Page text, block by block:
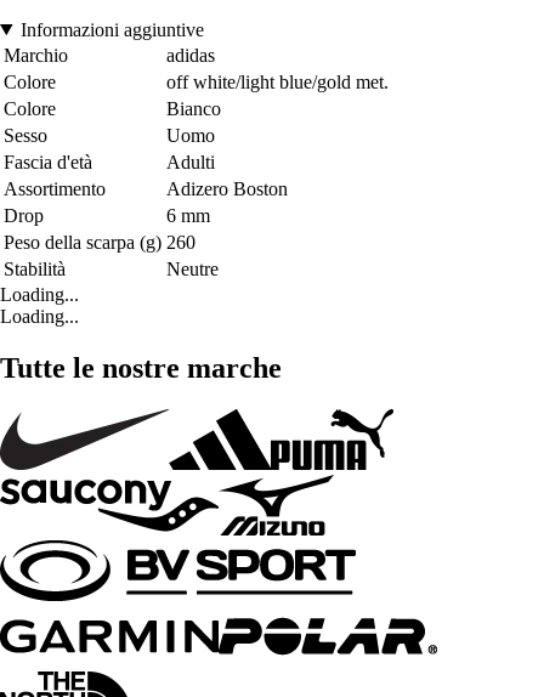
Informazioni aggiuntive
Marchio
adidas
Colore
off white/light blue/gold met.
Colore
Bianco
Sesso
Uomo
Fascia d'età
Adulti
Assortimento
Adizero Boston
Drop
6 mm
Peso della scarpa (g) 260
Stabilità
Neutre
Loading...
Loading...
Tutte le nostre marche